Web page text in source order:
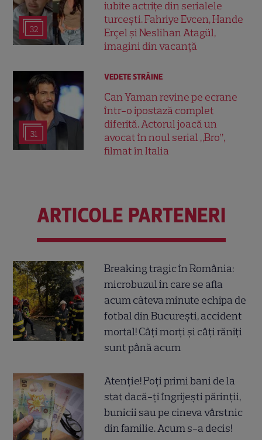
32
iubite actrițe din serialele
turcești. Fahriye Evcen, Hande
Erçel și Neslihan Atagül,
imagini din vacanță
31
VEDETE STRĂINE
Can Yaman revine pe ecrane
într-o ipostază complet
diferită. Actorul joacă un
avocat în noul serial „Bro”,
filmat în Italia
ARTICOLE PARTENERI
Breaking tragic în România:
microbuzul în care se afla
acum câteva minute echipa de
fotbal din București, accident
mortal! Câți morți și câți răniți
sunt până acum
Atenție! Poți primi bani de la
stat dacă-ți îngrijești părinții,
bunicii sau pe cineva vârstnic
din familie. Acum s-a decis!